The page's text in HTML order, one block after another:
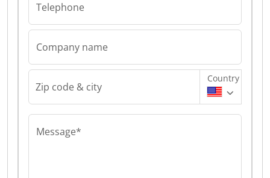
Telephone
Company name
Zip code & city
Country
Message*